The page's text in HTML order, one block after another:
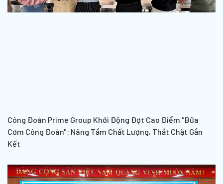
Công Đoàn Prime Group Khởi Động Đợt Cao Điểm "Bữa
Cơm Công Đoàn": Nâng Tầm Chất Lượng, Thắt Chặt Gắn
Kết